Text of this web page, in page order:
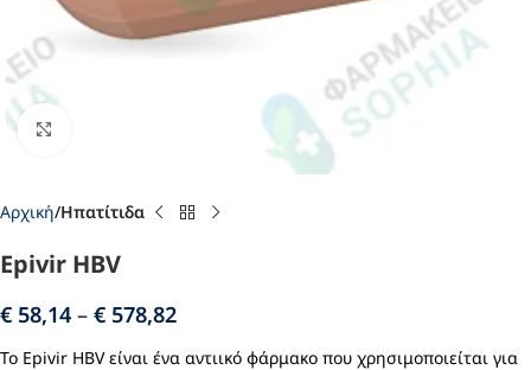
Αρχική Ηπατίτιδα
Epivir HBV
€ 58,14 – € 578,82
Το Epivir HBV είναι ένα αντιικό φάρμακο που χρησιμοποιείται για